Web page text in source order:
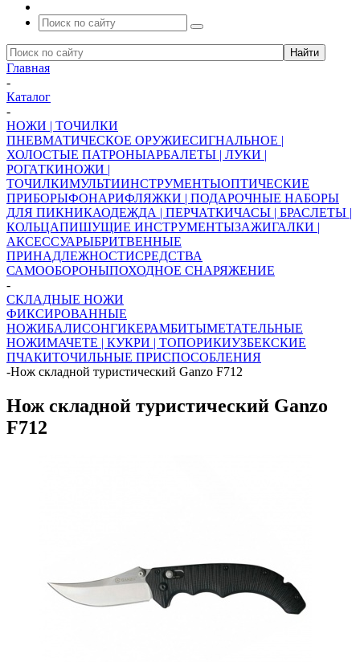
Главная
-
Каталог
-
НОЖИ | ТОЧИЛКИ
ПНЕВМАТИЧЕСКОЕ ОРУЖИЕСИГНАЛЬНОЕ |
ХОЛОСТЫЕ ПАТРОНЫАРБАЛЕТЫ | ЛУКИ |
РОГАТКИНОЖИ |
ТОЧИЛКИМУЛЬТИИНСТРУМЕНТЫОПТИЧЕСКИЕ
ПРИБОРЫФОНАРИФЛЯЖКИ | ПОДАРОЧНЫЕ НАБОРЫ
ДЛЯ ПИКНИКАОДЕЖДА | ПЕРЧАТКИЧАСЫ | БРАСЛЕТЫ |
КОЛЬЦАПИШУЩИЕ ИНСТРУМЕНТЫЗАЖИГАЛКИ |
АКСЕССУАРЫБРИТВЕННЫЕ
ПРИНАДЛЕЖНОСТИСРЕДСТВА
САМООБОРОНЫПОХОДНОЕ СНАРЯЖЕНИЕ
-
СКЛАДНЫЕ НОЖИ
ФИКСИРОВАННЫЕ
НОЖИБАЛИСОНГИКЕРАМБИТЫМЕТАТЕЛЬНЫЕ
НОЖИМАЧЕТЕ | КУКРИ | ТОПОРИКИУЗБЕКСКИЕ
ПЧАКИТОЧИЛЬНЫЕ ПРИСПОСОБЛЕНИЯ
-Нож складной туристический Ganzo F712
Нож складной туристический Ganzo
F712